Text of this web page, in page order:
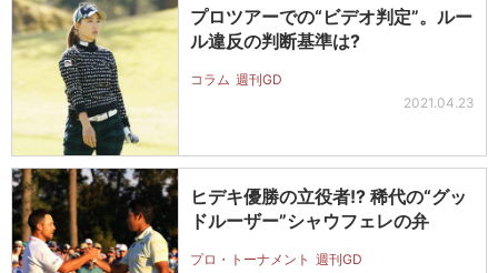
プロツアーでの“ビデオ判定”。ルー
ル違反の判断基準は?
コラム 週刊GD
2021.04.23
ヒデキ優勝の立役者!? 稀代の“グッ
ドルーザー”シャウフェレの弁
プロ・トーナメント 週刊GD